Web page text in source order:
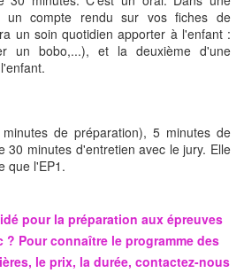
compte rendu sur vos fiches de
un soin quotidien apporter à l'enfant :
un bobo,...), et la deuxième d'une
de préparation), 5 minutes de
30 minutes d'entretien avec le jury. Elle
que l'EP1.
pour la préparation aux épreuves
? Pour connaître le programme des
le prix, la durée, contactez-nous